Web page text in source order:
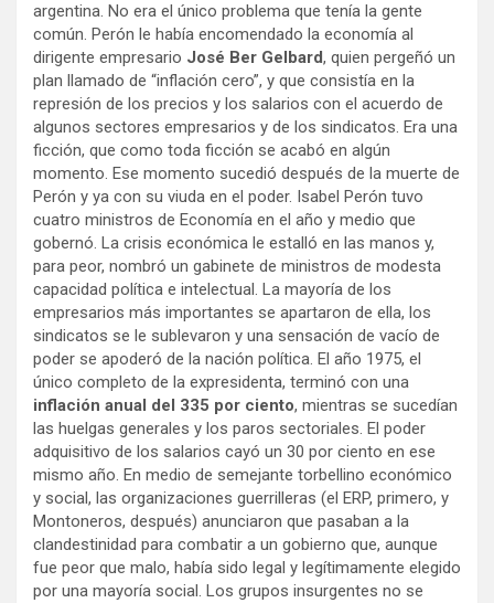
argentina. No era el único problema que tenía la gente
común. Perón le había encomendado la economía al
dirigente empresario José Ber Gelbard, quien pergeñó un
plan llamado de “inflación cero”, y que consistía en la
represión de los precios y los salarios con el acuerdo de
algunos sectores empresarios y de los sindicatos. Era una
ficción, que como toda ficción se acabó en algún
momento. Ese momento sucedió después de la muerte de
Perón y ya con su viuda en el poder. Isabel Perón tuvo
cuatro ministros de Economía en el año y medio que
gobernó. La crisis económica le estalló en las manos y,
para peor, nombró un gabinete de ministros de modesta
capacidad política e intelectual. La mayoría de los
empresarios más importantes se apartaron de ella, los
sindicatos se le sublevaron y una sensación de vacío de
poder se apoderó de la nación política. El año 1975, el
único completo de la expresidenta, terminó con una
inflación anual del 335 por ciento, mientras se sucedían
las huelgas generales y los paros sectoriales. El poder
adquisitivo de los salarios cayó un 30 por ciento en ese
mismo año. En medio de semejante torbellino económico
y social, las organizaciones guerrilleras (el ERP, primero, y
Montoneros, después) anunciaron que pasaban a la
clandestinidad para combatir a un gobierno que, aunque
fue peor que malo, había sido legal y legítimamente elegido
por una mayoría social. Los grupos insurgentes no se